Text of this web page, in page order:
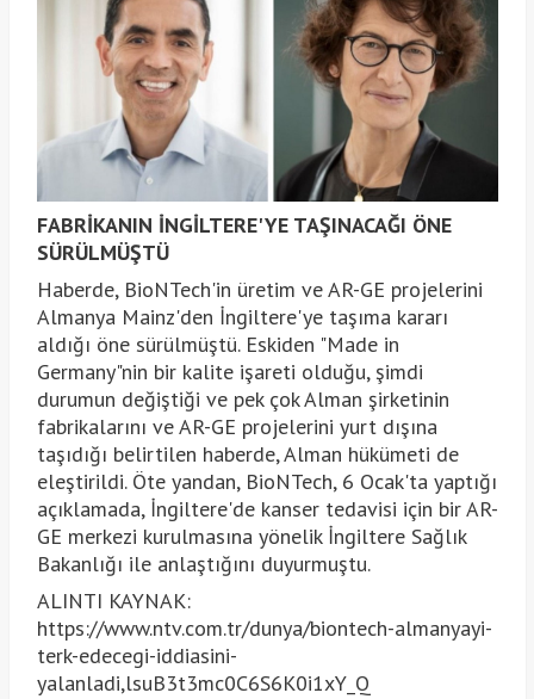
FABRİKANIN İNGİLTERE'YE TAŞINACAĞI ÖNE
SÜRÜLMÜŞTÜ
Haberde, BioNTech'in üretim ve AR-GE projelerini
Almanya Mainz'den İngiltere'ye taşıma kararı
aldığı öne sürülmüştü. Eskiden "Made in
Germany"nin bir kalite işareti olduğu, şimdi
durumun değiştiği ve pek çok Alman şirketinin
fabrikalarını ve AR-GE projelerini yurt dışına
taşıdığı belirtilen haberde, Alman hükümeti de
eleştirildi. Öte yandan, BioNTech, 6 Ocak'ta yaptığı
açıklamada, İngiltere'de kanser tedavisi için bir AR-
GE merkezi kurulmasına yönelik İngiltere Sağlık
Bakanlığı ile anlaştığını duyurmuştu.
ALINTI KAYNAK:
https://www.ntv.com.tr/dunya/biontech-almanyayi-
terk-edecegi-iddiasini-
yalanladi,lsuB3t3mc0C6S6K0i1xY_Q